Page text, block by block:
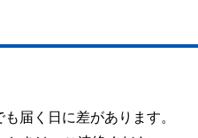
届く日に差があります。